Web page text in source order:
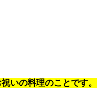
いの料理のことです。